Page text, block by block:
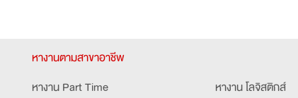
หางานตามสาขาอาชีพ
หางาน Part Time
หางาน โลจิสติกส์